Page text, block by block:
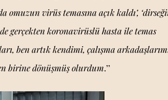
omuzun virüs temasına açık kaldı’,
gerçekten koronavirüslü hasta ile temas
ben artık kendimi, çalışma
birine dönüşmüş olurdum.’’